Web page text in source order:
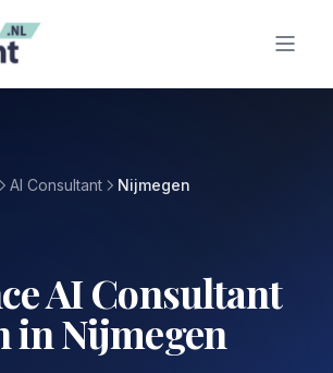
AI Consultant Nijmegen
AI Consultant
in Nijmegen